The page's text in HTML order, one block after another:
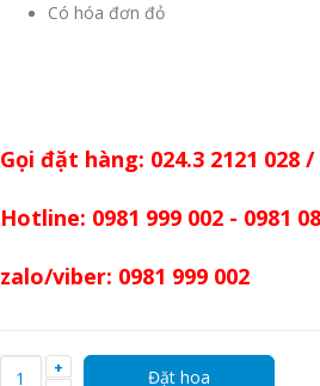
Có hóa đơn đỏ
Gọi đặt hàng: 024.3 2121 028 /
Hotline: 0981 999 002 - 0981
zalo/viber: 0981 999 002
+